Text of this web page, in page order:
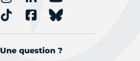
Une question ?